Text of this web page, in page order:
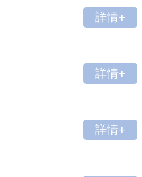
詳情+
詳情+
詳情+